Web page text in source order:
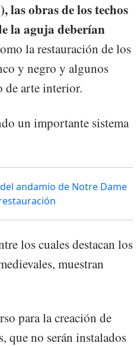
las obras de los techos
la aguja deberían
la restauración de los
y negro y algunos
de arte interior.
un importante sistema
andamio de Notre Dame
los cuales destacan los
muestran
para la creación de
que no serán instalados